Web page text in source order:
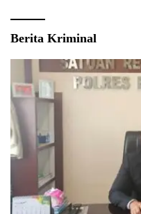
Berita Kriminal